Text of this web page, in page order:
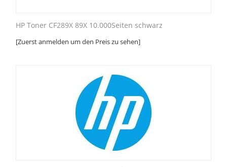
HP Toner CF289X 89X 10.000Seiten schwarz
[Zuerst anmelden um den Preis zu sehen]